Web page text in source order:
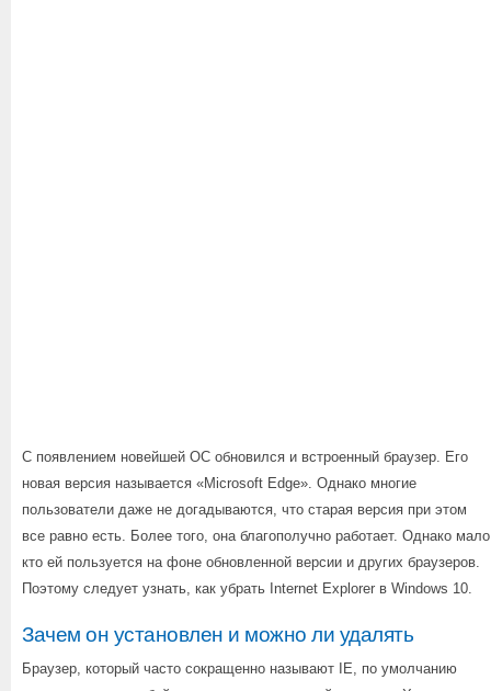
С появлением новейшей ОС обновился и встроенный браузер. Его
новая версия называется «Microsoft Edge». Однако многие
пользователи даже не догадываются, что старая версия при этом
все равно есть. Более того, она благополучно работает. Однако мало
кто ей пользуется на фоне обновленной версии и других браузеров.
Поэтому следует узнать, как убрать Internet Explorer в Windows 10.
Зачем он установлен и можно ли удалять
Браузер, который часто сокращенно называют IE, по умолчанию